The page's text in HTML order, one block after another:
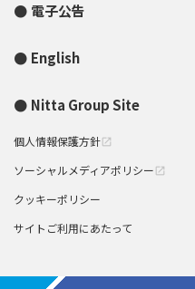
電子公告
English
Nitta Group Site
個人情報保護方針 open_in_new
ソーシャルメディアポリシー open_in_new
クッキーポリシー
サイトご利用にあたって